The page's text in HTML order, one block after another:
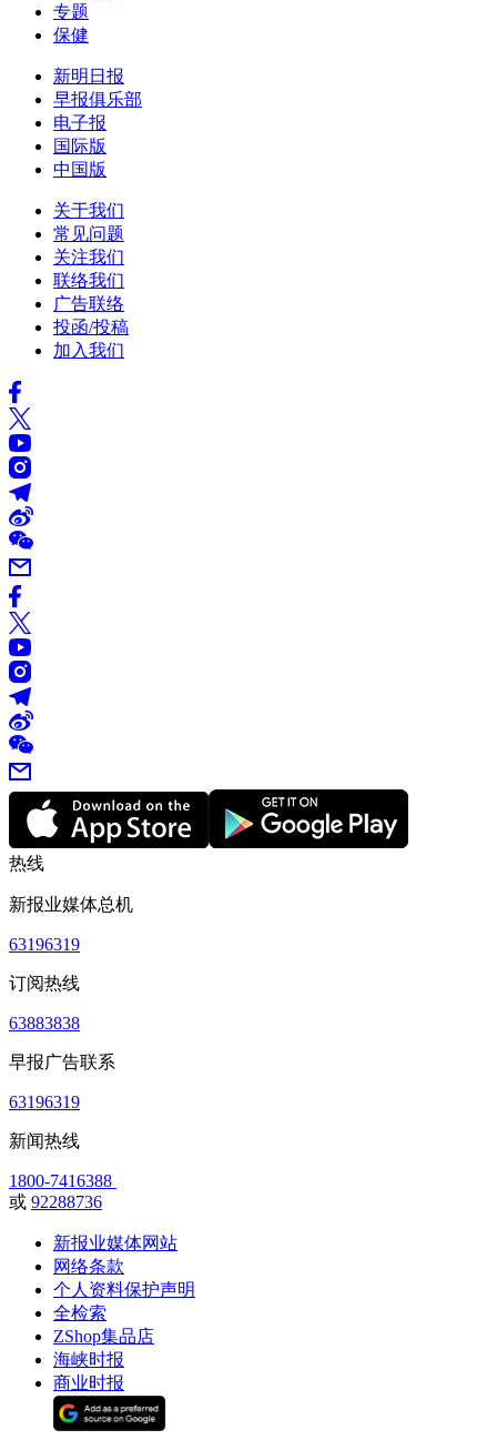
专题
保健
新明日报
早报俱乐部
电子报
国际版
中国版
关于我们
常见问题
关注我们
联络我们
广告联络
投函/投稿
加入我们
热线
新报业媒体总机
63196319
订阅热线
63883838
早报广告联系
63196319
新闻热线
1800-7416388
或 92288736
新报业媒体网站
网络条款
个人资料保护声明
全检索
ZShop集品店
海峡时报
商业时报